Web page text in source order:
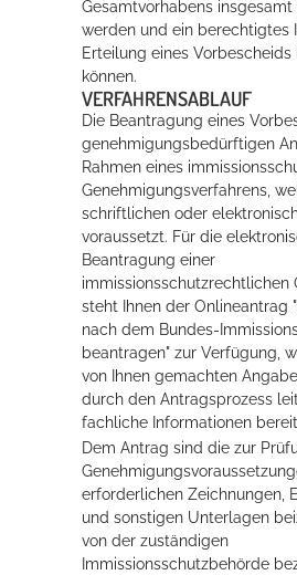
Gesamtvorhabens
werden und ein berechtigtes
Erteilung eines Vorbescheids
können.
VERFAHRENSABLAUF
Die Beantragung eines
genehmigungsbedürftigen
Rahmen eines
Genehmigungsverfahrens,
schriftlichen oder
voraussetzt. Für die
Beantragung einer
immissionsschutzrechtlichen
steht Ihnen der Onlineantrag
nach dem Bundes-
beantragen" zur Verfügung,
von Ihnen gemachten
durch den Antragsprozess
fachliche Informationen
Dem Antrag sind die zur
erforderlichen Zeichnungen,
und sonstigen Unterlagen
von der zuständigen
Immissionsschutzbehörde